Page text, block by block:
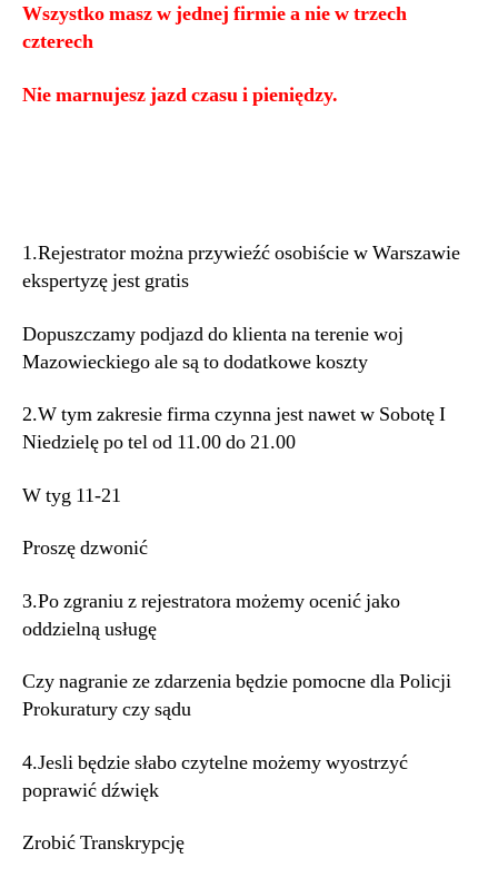
Wszystko masz w jednej firmie a nie w trzech
czterech
Nie marnujesz jazd czasu i pieniędzy.
1.Rejestrator można przywieźć osobiście w Warszawie
ekspertyzę jest gratis
Dopuszczamy podjazd do klienta na terenie woj
Mazowieckiego ale są to dodatkowe koszty
2.W tym zakresie firma czynna jest nawet w Sobotę I
Niedzielę po tel od 11.00 do 21.00
W tyg 11-21
Proszę dzwonić
3.Po zgraniu z rejestratora możemy ocenić jako
oddzielną usługę
Czy nagranie ze zdarzenia będzie pomocne dla Policji
Prokuratury czy sądu
4.Jesli będzie słabo czytelne możemy wyostrzyć
poprawić dźwięk
Zrobić Transkrypcję